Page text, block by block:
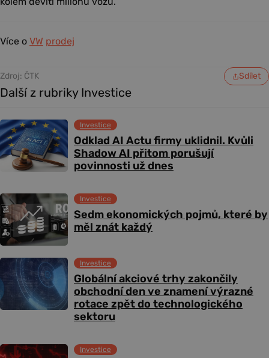
Více o VW prodej
Zdroj: ČTK Sdílet
Další z rubriky Investice
Odklad AI Actu firmy uklidnil. Kvůli
Shadow AI přitom porušují
povinnosti už dnes
Investice
Sedm ekonomických pojmů, které by
měl znát každý
Investice
Globální akciové trhy zakončily
obchodní den ve znamení výrazné
rotace zpět do technologického
sektoru
Investice
Investice